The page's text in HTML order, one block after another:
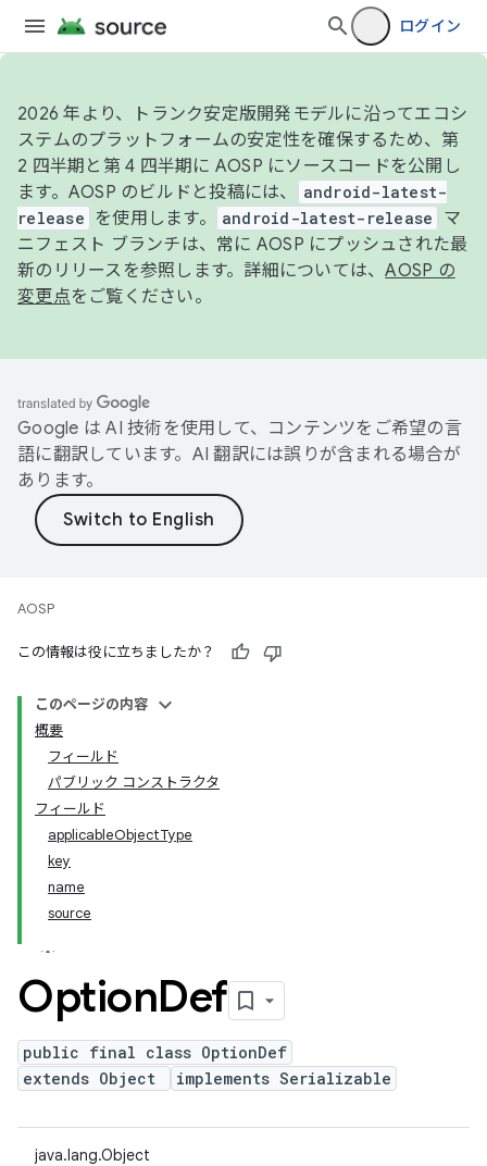
ログイン
2026 年より、トランク安定版開発モデルに沿ってエコシ
ステムのプラットフォームの安定性を確保するため、第
2 四半期と第 4 四半期に AOSP にソースコードを公開し
ます。AOSP のビルドと投稿には、
android-latest-
release
を使用します。 android-latest-release
マ
ニフェスト ブランチは、常に AOSP にプッシュされた最
新のリリースを参照します。詳細については、AOSP の
変更点をご覧ください。
Google は AI 技術を使用して、コンテンツをご希望の言
語に翻訳しています。AI 翻訳には誤りが含まれる場合が
あります。
AOSP
この情報は役に立ちましたか？
このページの内容
概要
フィールド
パブリック コンストラクタ
フィールド
applicableObjectType
key
name
source
OptionDef
public final class OptionDef
extends Object
implements Serializable
java.lang.Object